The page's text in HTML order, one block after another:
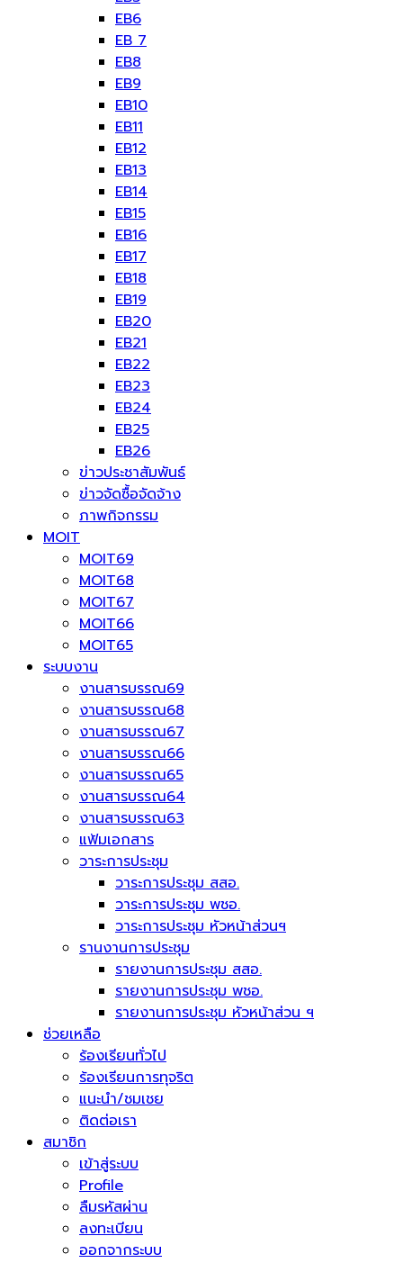
EB6
EB 7
EB8
EB9
EB10
EB11
EB12
EB13
EB14
EB15
EB16
EB17
EB18
EB19
EB20
EB21
EB22
EB23
EB24
EB25
EB26
ข่าวประชาสัมพันธ์
ข่าวจัดซื้อจัดจ้าง
ภาพกิจกรรม
MOIT
MOIT69
MOIT68
MOIT67
MOIT66
MOIT65
ระบบงาน
งานสารบรรณ69
งานสารบรรณ68
งานสารบรรณ67
งานสารบรรณ66
งานสารบรรณ65
งานสารบรรณ64
งานสารบรรณ63
แฟ้มเอกสาร
วาระการประชุม
วาระการประชุม สสอ.
วาระการประชุม พชอ.
วาระการประชุม หัวหน้าส่วนฯ
รานงานการประชุม
รายงานการประชุม สสอ.
รายงานการประชุม พชอ.
รายงานการประชุม หัวหน้าส่วน ฯ
ช่วยเหลือ
ร้องเรียนทั่วไป
ร้องเรียนการทุจริต
แนะนำ/ชมเชย
ติดต่อเรา
สมาชิก
เข้าสู่ระบบ
Profile
ลืมรหัสผ่าน
ลงทะเบียน
ออกจากระบบ